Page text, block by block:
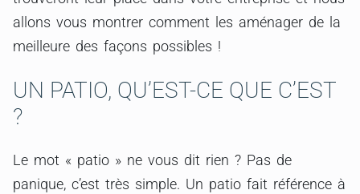
allons vous montrer comment les aménager de la
meilleure des façons possibles !
UN PATIO, QU’EST-CE QUE C’EST
?
Le mot « patio » ne vous dit rien ? Pas de
panique, c’est très simple. Un patio fait référence à